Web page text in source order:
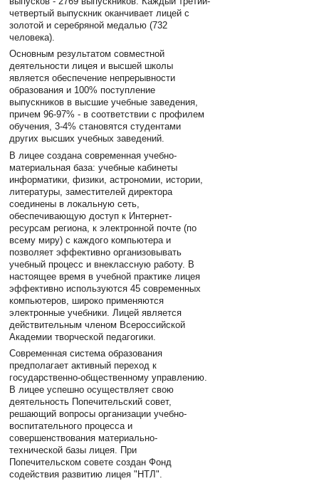
четвертый выпускник оканчивает лицей с
золотой и серебряной медалью (732
человека).
Основным результатом совместной
деятельности лицея и высшей школы
является обеспечение непрерывности
образования и 100% поступление
выпускников в высшие учебные заведения,
причем 96-97% - в соответствии с профилем
обучения, 3-4% становятся студентами
других высших учебных заведений.
В лицее создана современная учебно-
материальная база: учебные кабинеты
информатики, физики, астрономии, истории,
литературы, заместителей директора
соединены в локальную сеть,
обеспечивающую доступ к Интернет-
ресурсам региона, к электронной почте (по
всему миру) с каждого компьютера и
позволяет эффективно организовывать
учебный процесс и внеклассную работу. В
настоящее время в учебной практике лицея
эффективно используются 45 современных
компьютеров, широко применяются
электронные учебники. Лицей является
действительным членом Всероссийской
Академии творческой педагогики.
Современная система образования
предполагает активный переход к
государственно-общественному управлению.
В лицее успешно осуществляет свою
деятельность Попечительский совет,
решающий вопросы организации учебно-
воспитательного процесса и
совершенствования материально-
технической базы лицея. При
Попечительском совете создан Фонд
содействия развитию лицея "НТЛ".